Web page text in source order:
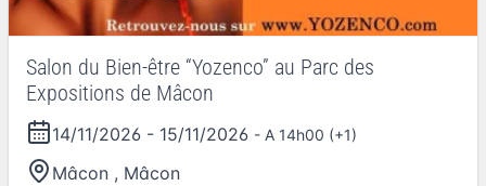
Salon du Bien-être “Yozenco” au Parc des
Expositions de Mâcon
14/11/2026 - 15/11/2026 - A 14h00 (+1)
Mâcon , Mâcon